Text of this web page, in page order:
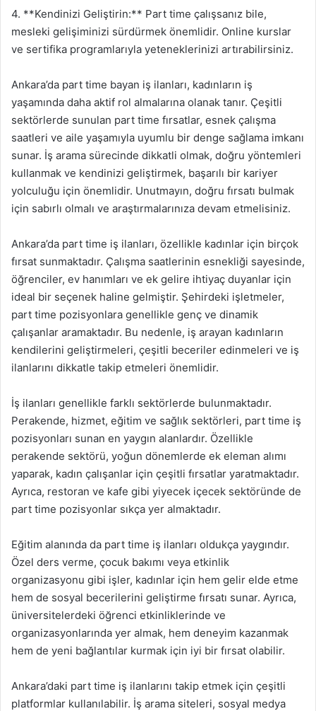
4. **Kendinizi Geliştirin:** Part time çalışsanız bile,
mesleki gelişiminizi sürdürmek önemlidir. Online kurslar
ve sertifika programlarıyla yeteneklerinizi artırabilirsiniz.
Ankara’da part time bayan iş ilanları, kadınların iş
yaşamında daha aktif rol almalarına olanak tanır. Çeşitli
sektörlerde sunulan part time fırsatlar, esnek çalışma
saatleri ve aile yaşamıyla uyumlu bir denge sağlama imkanı
sunar. İş arama sürecinde dikkatli olmak, doğru yöntemleri
kullanmak ve kendinizi geliştirmek, başarılı bir kariyer
yolculuğu için önemlidir. Unutmayın, doğru fırsatı bulmak
için sabırlı olmalı ve araştırmalarınıza devam etmelisiniz.
Ankara’da part time iş ilanları, özellikle kadınlar için birçok
fırsat sunmaktadır. Çalışma saatlerinin esnekliği sayesinde,
öğrenciler, ev hanımları ve ek gelire ihtiyaç duyanlar için
ideal bir seçenek haline gelmiştir. Şehirdeki işletmeler,
part time pozisyonlara genellikle genç ve dinamik
çalışanlar aramaktadır. Bu nedenle, iş arayan kadınların
kendilerini geliştirmeleri, çeşitli beceriler edinmeleri ve iş
ilanlarını dikkatle takip etmeleri önemlidir.
İş ilanları genellikle farklı sektörlerde bulunmaktadır.
Perakende, hizmet, eğitim ve sağlık sektörleri, part time iş
pozisyonları sunan en yaygın alanlardır. Özellikle
perakende sektörü, yoğun dönemlerde ek eleman alımı
yaparak, kadın çalışanlar için çeşitli fırsatlar yaratmaktadır.
Ayrıca, restoran ve kafe gibi yiyecek içecek sektöründe de
part time pozisyonlar sıkça yer almaktadır.
Eğitim alanında da part time iş ilanları oldukça yaygındır.
Özel ders verme, çocuk bakımı veya etkinlik
organizasyonu gibi işler, kadınlar için hem gelir elde etme
hem de sosyal becerilerini geliştirme fırsatı sunar. Ayrıca,
üniversitelerdeki öğrenci etkinliklerinde ve
organizasyonlarında yer almak, hem deneyim kazanmak
hem de yeni bağlantılar kurmak için iyi bir fırsat olabilir.
Ankara’daki part time iş ilanlarını takip etmek için çeşitli
platformlar kullanılabilir. İş arama siteleri, sosyal medya